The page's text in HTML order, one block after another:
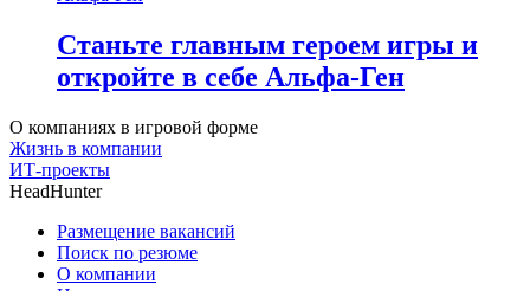
Станьте главным героем игры и
откройте в себе Альфа-Ген
О компаниях в игровой форме
Жизнь в компании
ИТ-проекты
HeadHunter
Размещение вакансий
Поиск по резюме
О компании